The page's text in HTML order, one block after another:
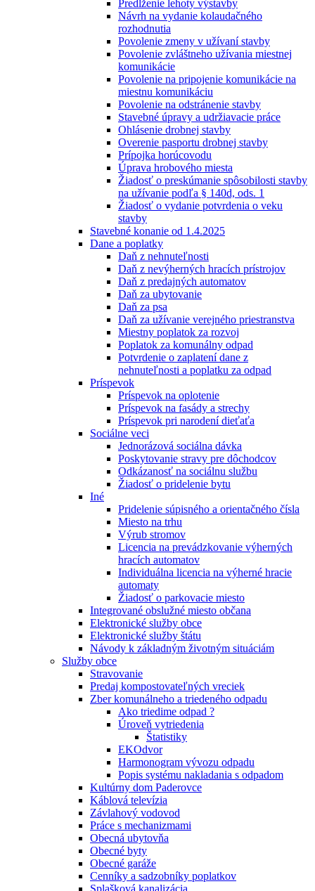
Predĺženie lehoty výstavby
Návrh na vydanie kolaudačného
rozhodnutia
Povolenie zmeny v užívaní stavby
Povolenie zvláštneho užívania miestnej
komunikácie
Povolenie na pripojenie komunikácie na
miestnu komunikáciu
Povolenie na odstránenie stavby
Stavebné úpravy a udržiavacie práce
Ohlásenie drobnej stavby
Overenie pasportu drobnej stavby
Prípojka horúcovodu
Úprava hrobového miesta
Žiadosť o preskúmanie spôsobilosti stavby
na užívanie podľa § 140d, ods. 1
Žiadosť o vydanie potvrdenia o veku
stavby
Stavebné konanie od 1.4.2025
Dane a poplatky
Daň z nehnuteľnosti
Daň z nevýherných hracích prístrojov
Daň z predajných automatov
Daň za ubytovanie
Daň za psa
Daň za užívanie verejného priestranstva
Miestny poplatok za rozvoj
Poplatok za komunálny odpad
Potvrdenie o zaplatení dane z
nehnuteľnosti a poplatku za odpad
Príspevok
Príspevok na oplotenie
Príspevok na fasády a strechy
Príspevok pri narodení dieťaťa
Sociálne veci
Jednorázová sociálna dávka
Poskytovanie stravy pre dôchodcov
Odkázanosť na sociálnu službu
Žiadosť o pridelenie bytu
Iné
Pridelenie súpisného a orientačného čísla
Miesto na trhu
Výrub stromov
Licencia na prevádzkovanie výherných
hracích automatov
Individuálna licencia na výherné hracie
automaty
Žiadosť o parkovacie miesto
Integrované obslužné miesto občana
Elektronické služby obce
Elektronické služby štátu
Návody k základným životným situáciám
Služby obce
Stravovanie
Predaj kompostovateľných vreciek
Zber komunálneho a triedeného odpadu
Ako triedime odpad ?
Úroveň vytriedenia
Štatistiky
EKOdvor
Harmonogram vývozu odpadu
Popis systému nakladania s odpadom
Kultúrny dom Paderovce
Káblová televízia
Závlahový vodovod
Práce s mechanizmami
Obecná ubytovňa
Obecné byty
Obecné garáže
Cenníky a sadzobníky poplatkov
Splašková kanalizácia